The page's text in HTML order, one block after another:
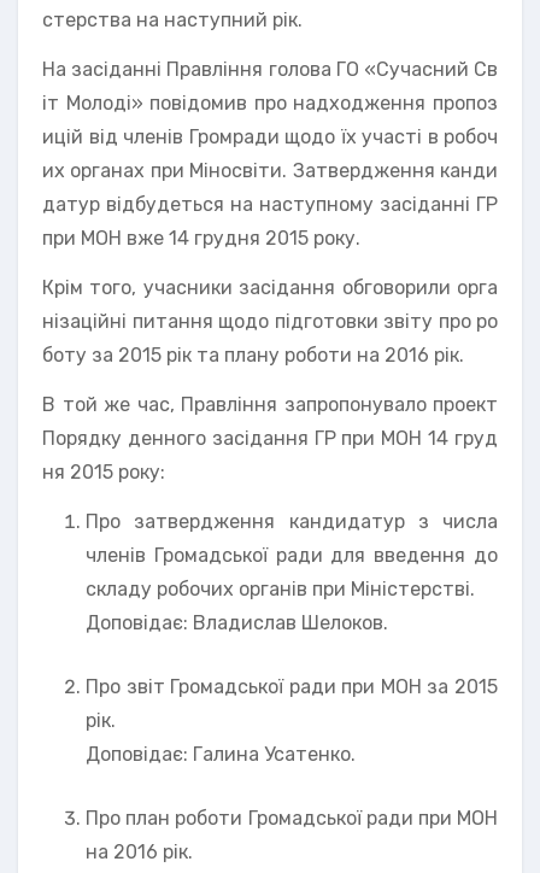
стерства на наступний рік.
На засіданні Правління голова ГО «Сучасний Св
іт Молоді» повідомив про надходження пропоз
ицій від членів Громради щодо їх участі в робоч
их органах при Міносвіти. Затвердження канди
датур відбудеться на наступному засіданні ГР
при МОН вже 14 грудня 2015 року.
Крім того, учасники засідання обговорили орга
нізаційні питання щодо підготовки звіту про ро
боту за 2015 рік та плану роботи на 2016 рік.
В той же час, Правління запропонувало проект
Порядку денного засідання ГР при МОН 14 груд
ня 2015 року:
Про затвердження кандидатур з числа
членів Громадської ради для введення до
складу робочих органів при Міністерстві.
Доповідає: Владислав Шелоков.
Про звіт Громадської ради при МОН за 2015
рік.
Доповідає: Галина Усатенко.
Про план роботи Громадської ради при МОН
на 2016 рік.